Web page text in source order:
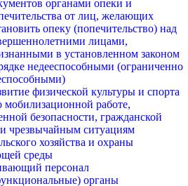
органами опеки и
от лиц, желающих
опеку (попечительство) над
лицами,
в установленном законом
недееспособными (ограниченно
физической культуры и спорта
мобилизационной работе,
безопасности, гражданской
чрезвычайным ситуациям
хозяйства и охраны
среды
персонал
органы